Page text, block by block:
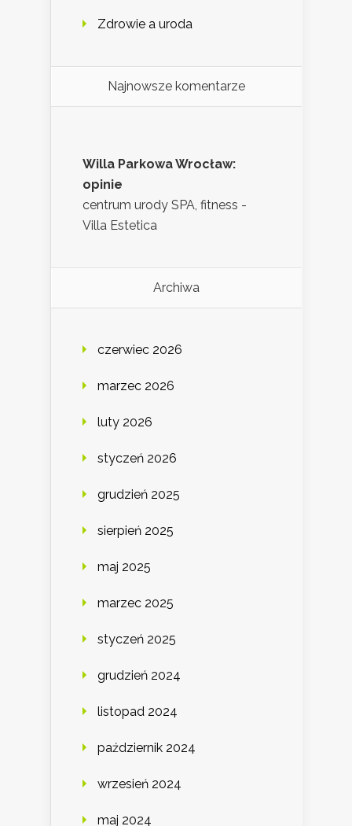
Zdrowie a uroda
Najnowsze komentarze
Willa Parkowa Wrocław:
opinie
centrum urody SPA, fitness -
Villa Estetica
Archiwa
czerwiec 2026
marzec 2026
luty 2026
styczeń 2026
grudzień 2025
sierpień 2025
maj 2025
marzec 2025
styczeń 2025
grudzień 2024
listopad 2024
październik 2024
wrzesień 2024
maj 2024